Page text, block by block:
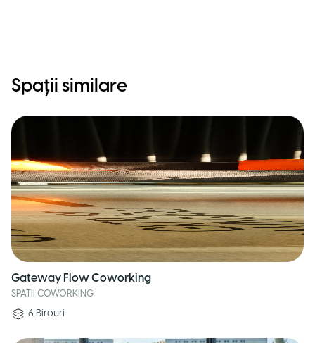
Spații similare
Gateway Flow Coworking
SPATII COWORKING
6 Birouri